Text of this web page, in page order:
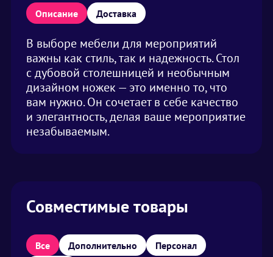
Описание Доставка
В выборе мебели для мероприятий
важны как стиль, так и надежность. Стол
с дубовой столешницей и необычным
дизайном ножек — это именно то, что
вам нужно. Он сочетает в себе качество
и элегантность, делая ваше мероприятие
незабываемым.
Совместимые товары
Все Дополнительно
Персонал